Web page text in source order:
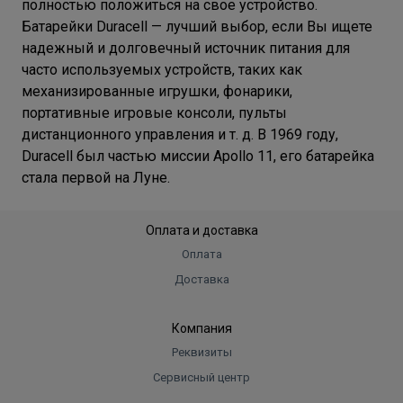
полностью положиться на свое устройство.
Батарейки Duracell — лучший выбор, если Вы ищете
надежный и долговечный источник питания для
часто используемых устройств, таких как
механизированные игрушки, фонарики,
портативные игровые консоли, пульты
дистанционного управления и т. д. В 1969 году,
Duracell был частью миссии Apollo 11, его батарейка
стала первой на Луне.
Оплата и доставка
Оплата
Доставка
Компания
Реквизиты
Сервисный центр